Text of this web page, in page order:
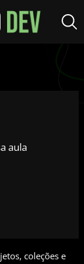
aula
coleções e